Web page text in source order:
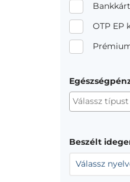
OTP EP
Beszélt
Válassz